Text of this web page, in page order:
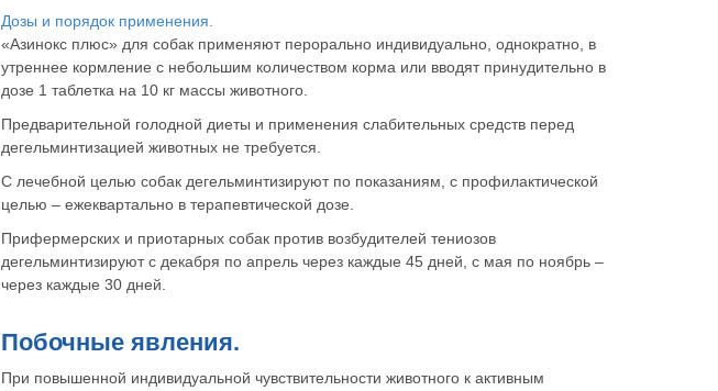
Дозы и порядок применения.
«Азинокс плюс» для собак применяют перорально индивидуально, однократно, в
утреннее кормление с небольшим количеством корма или вводят принудительно в
дозе 1 таблетка на 10 кг массы животного.
Предварительной голодной диеты и применения слабительных средств перед
дегельминтизацией животных не требуется.
С лечебной целью собак дегельминтизируют по показаниям, с профилактической
целью – ежеквартально в терапевтической дозе.
Прифермерских и приотарных собак против возбудителей тениозов
дегельминтизируют с декабря по апрель через каждые 45 дней, с мая по ноябрь –
через каждые 30 дней.
Побочные явления.
При повышенной индивидуальной чувствительности животного к активным